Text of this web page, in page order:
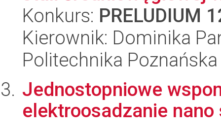
Konkurs: PRELUDIUM
Kierownik: Dominika
Politechnika Poznańska
Jednostopniowe
elektroosadzanie